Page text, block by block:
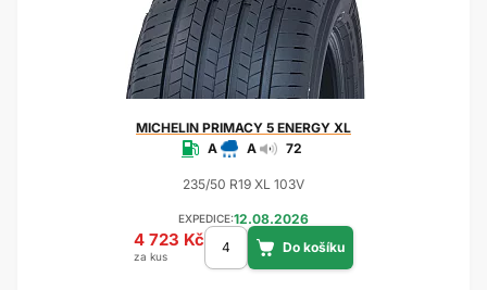
MICHELIN PRIMACY 5 ENERGY XL
A
A 72
235/50 R19 XL 103V
EXPEDICE:12.08.2026
4 723 Kč
za kus